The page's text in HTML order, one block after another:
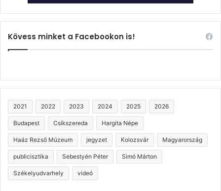
Kövess minket a Facebookon is!
2021 2022 2023 2024 2025 2026
Budapest Csíkszereda Hargita Népe
Haáz Rezső Múzeum jegyzet Kolozsvár Magyarország
publicisztika Sebestyén Péter Simó Márton
Székelyudvarhely videó